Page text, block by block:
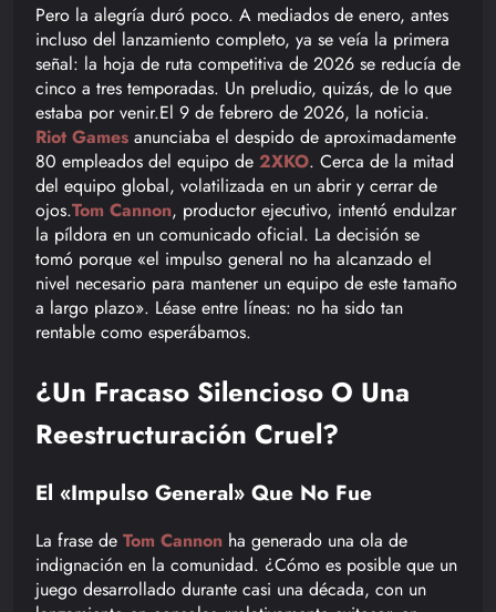
Pero la alegría duró poco. A mediados de enero, antes
incluso del lanzamiento completo, ya se veía la primera
señal: la hoja de ruta competitiva de 2026 se reducía de
cinco a tres temporadas. Un preludio, quizás, de lo que
estaba por venir.El 9 de febrero de 2026, la noticia.
Riot Games anunciaba el despido de aproximadamente
80 empleados del equipo de 2XKO. Cerca de la mitad
del equipo global, volatilizada en un abrir y cerrar de
ojos.Tom Cannon, productor ejecutivo, intentó endulzar
la píldora en un comunicado oficial. La decisión se
tomó porque «el impulso general no ha alcanzado el
nivel necesario para mantener un equipo de este tamaño
a largo plazo». Léase entre líneas: no ha sido tan
rentable como esperábamos.
¿Un Fracaso Silencioso O Una
Reestructuración Cruel?
El «Impulso General» Que No Fue
La frase de Tom Cannon ha generado una ola de
indignación en la comunidad. ¿Cómo es posible que un
juego desarrollado durante casi una década, con un